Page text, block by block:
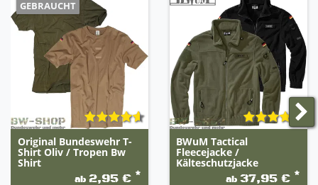
GEBRAUCHT
Original Bundeswehr T-
Shirt Oliv / Tropen Bw
Shirt
ab 2,95 € *
BWuM Tactical
Fleecejacke /
Kälteschutzjacke
ab 37,95 € *